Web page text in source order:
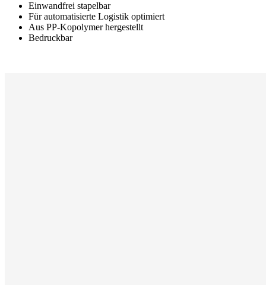
Einwandfrei stapelbar
Für automatisierte Logistik optimiert
Aus PP-Kopolymer hergestellt
Bedruckbar